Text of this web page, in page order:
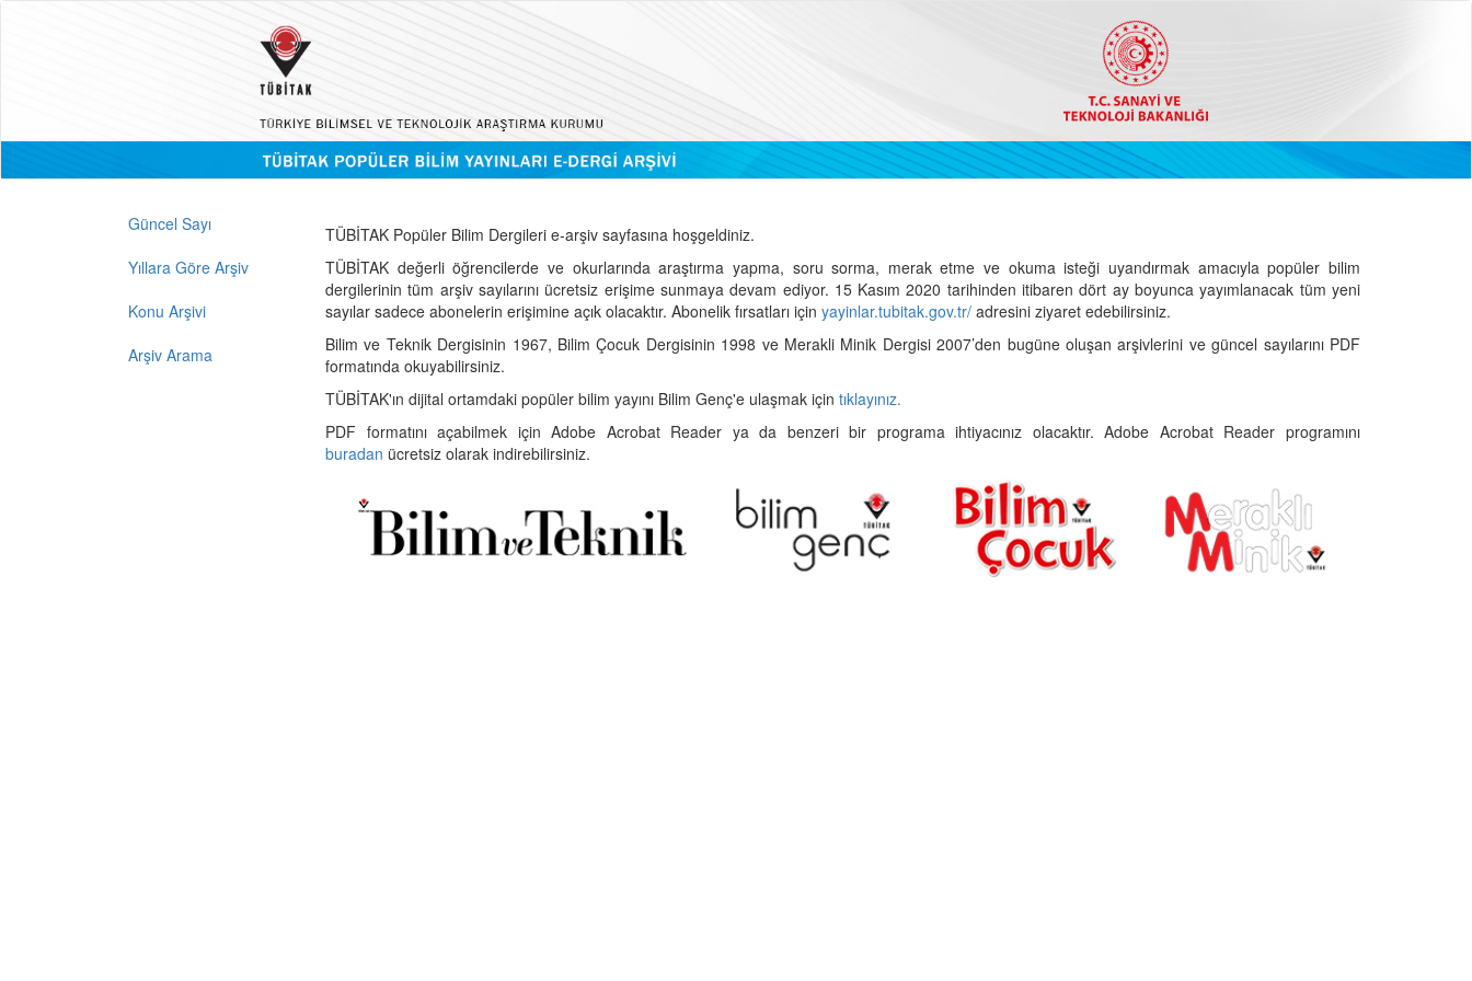
Güncel Sayı
Yıllara Göre Arşiv
Konu Arşivi
Arşiv Arama
TÜBİTAK Popüler Bilim Dergileri e-arşiv sayfasına hoşgeldiniz.
TÜBİTAK değerli öğrencilerde ve okurlarında araştırma yapma, soru sorma, merak etme ve okuma isteği uyandırmak amacıyla popüler bilim
dergilerinin tüm arşiv sayılarını ücretsiz erişime sunmaya devam ediyor. 15 Kasım 2020 tarihinden itibaren dört ay boyunca yayımlanacak tüm yeni
sayılar sadece abonelerin erişimine açık olacaktır. Abonelik fırsatları için yayinlar.tubitak.gov.tr/ adresini ziyaret edebilirsiniz.
Bilim ve Teknik Dergisinin 1967, Bilim Çocuk Dergisinin 1998 ve Merakli Minik Dergisi 2007’den bugüne oluşan arşivlerini ve güncel sayılarını PDF
formatında okuyabilirsiniz.
TÜBİTAK'ın dijital ortamdaki popüler bilim yayını Bilim Genç'e ulaşmak için tıklayınız.
PDF formatını açabilmek için Adobe Acrobat Reader ya da benzeri bir programa ihtiyacınız olacaktır. Adobe Acrobat Reader programını
buradan ücretsiz olarak indirebilirsiniz.